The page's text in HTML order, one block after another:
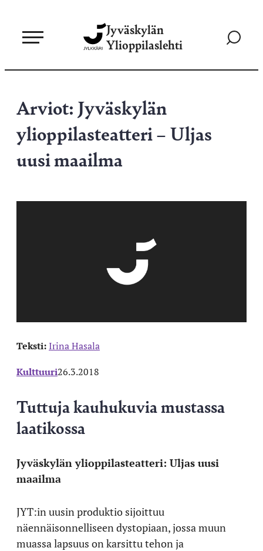
sisältöön
Jyväskylän
Ylioppilaslehti
Siirry
Arviot: Jyväskylän
ylioppilasteatteri – Uljas
uusi maailma
Teksti: Irina Hasala
Kulttuuri26.3.2018
Tuttuja kauhukuvia mustassa
laatikossa
Jyväskylän ylioppilasteatteri: Uljas uusi
maailma
JYT:in uusin produktio sijoittuu
näennäisonnelliseen dystopiaan, jossa muun
muassa lapsuus on karsittu tehon ja